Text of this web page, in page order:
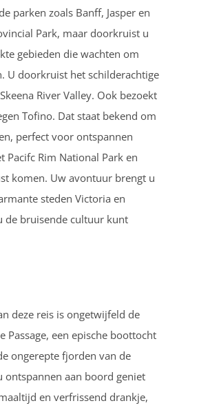
parken zoals Banff, Jasper en
Park, maar doorkruist u
gebieden die wachten om
U doorkruist het schilderachtige
River Valley. Ook bezoekt
Tofino. Dat staat bekend om
perfect voor ontspannen
Pacifc Rim National Park en
komen. Uw avontuur brengt u
steden Victoria en
de bruisende cultuur kunt
deze reis is ongetwijfeld de
Passage, een epische boottocht
ongerepte fjorden van de
ontspannen aan boord geniet
en verfrissend drankje,